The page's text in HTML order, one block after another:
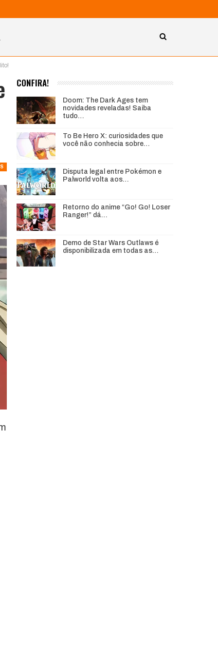
CONFIRA!
Doom: The Dark Ages tem
novidades reveladas! Saiba
tudo…
To Be Hero X: curiosidades que
você não conhecia sobre…
Disputa legal entre Pokémon e
Palworld volta aos…
Retorno do anime “Go! Go! Loser
Ranger!” dá…
Demo de Star Wars Outlaws é
disponibilizada em todas as…